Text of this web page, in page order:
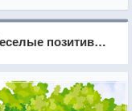
ХОРОШЕГО НАСТРОЕНИЯ! Веселые позитивные пожелания для друзей